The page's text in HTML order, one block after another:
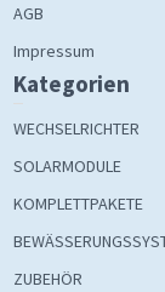
AGB
Impressum
Kategorien
WECHSELRICHTER
SOLARMODULE
KOMPLETTPAKETE
ZUBEHÖR